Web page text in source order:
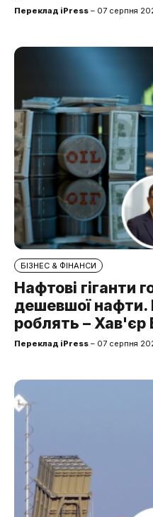
Переклад iPress – 07 серпня
БІЗНЕС & ФІНАНСИ
Нафтові гіганти
дешевшої нафти.
роблять – Хав'єр
Переклад iPress – 07 серпня